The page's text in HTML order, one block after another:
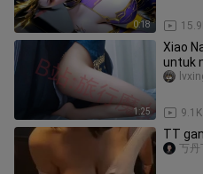
0:18
1:25
Xiao
untuk
9.1K
TT
丂丹